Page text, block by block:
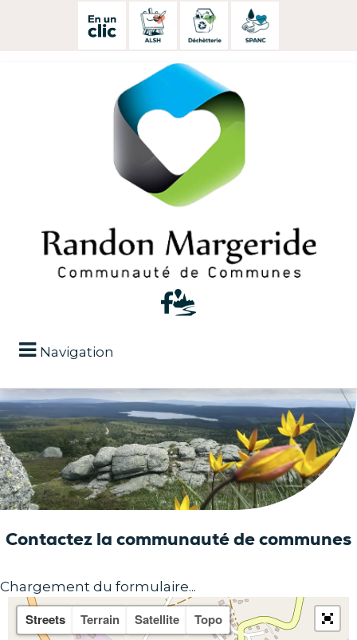
Navigation
Contactez la communauté de communes
Chargement du formulaire...
Streets Terrain Satellite Topo